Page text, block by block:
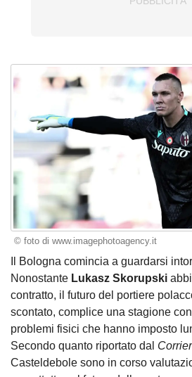
© foto di www.imagephotoagency.it
Il Bologna comincia a guardarsi
Nonostante Lukasz Skorupski
contratto, il futuro del portiere
scontato, complice una stagione
problemi fisici che hanno imposto
Secondo quanto riportato dal
Casteldebole sono in corso